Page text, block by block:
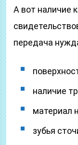
А вот наличие
передача
наличие
материал
зубья